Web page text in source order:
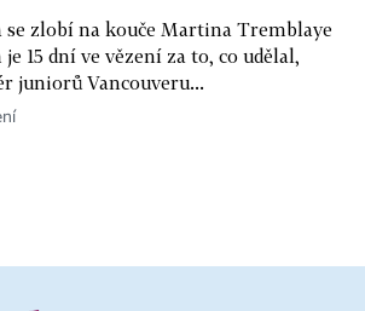
se zlobí na kouče Martina Tremblaye
15 dní ve vězení za to, co udělal,
juniorů Vancouveru...